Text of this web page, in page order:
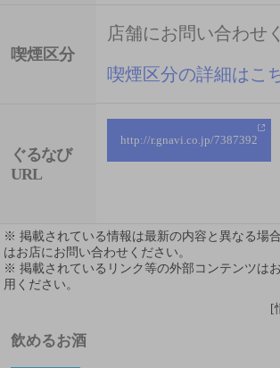
喫煙区分
店舗にお問い合わせ
喫煙区分の詳細はこ
ぐるなび
URL
http://r.gnavi.co.jp/7387392
※ 掲載されている情報は最新の内容と異なる場
はお店にお問い合わせください。
※ 掲載されているリンク等の外部コンテンツは
用ください。
[
飲めるお酒